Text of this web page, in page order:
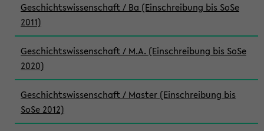
Geschichtswissenschaft / Ba (Einschreibung bis SoSe
2011)
Geschichtswissenschaft / M.A. (Einschreibung bis SoSe
2020)
Geschichtswissenschaft / Master (Einschreibung bis
SoSe 2012)